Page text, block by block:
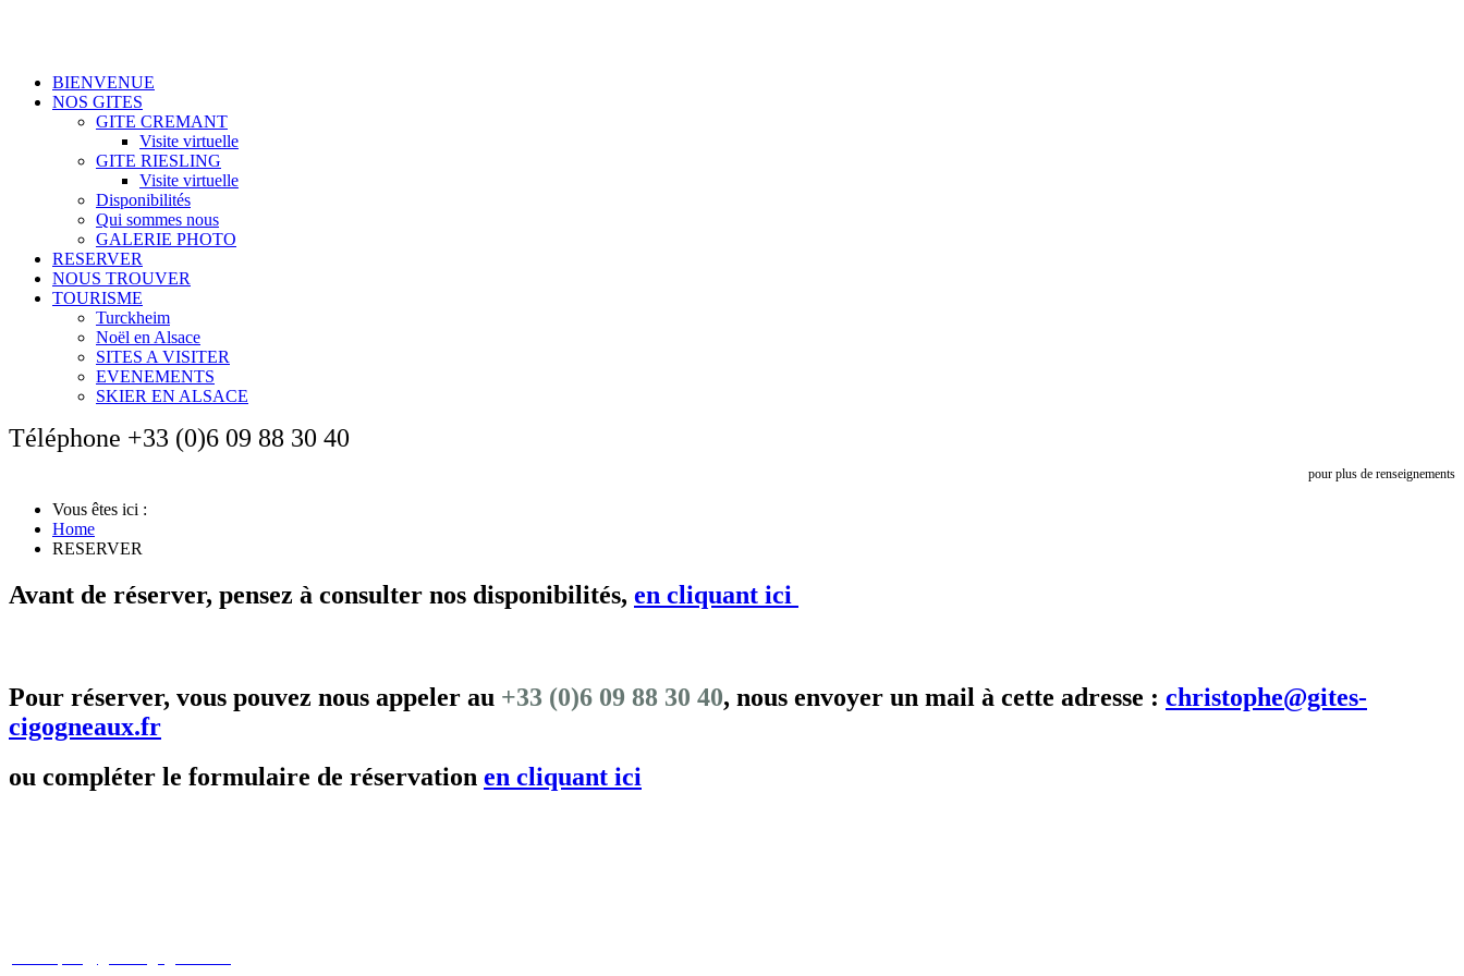
BIENVENUE
NOS GITES
GITE CREMANT
Visite virtuelle
GITE RIESLING
Visite virtuelle
Disponibilités
Qui sommes nous
GALERIE PHOTO
RESERVER
NOUS TROUVER
TOURISME
Turckheim
Noël en Alsace
SITES A VISITER
EVENEMENTS
SKIER EN ALSACE
Téléphone +33 (0)6 09 88 30 40
pour plus de renseignements
Vous êtes ici :
Home
RESERVER
Avant de réserver, pensez à consulter nos disponibilités, en cliquant ici
Pour réserver, vous pouvez nous appeler au +33 (0)6 09 88 30 40, nous envoyer un mail à cette adresse : christophe@gites-
cigogneaux.fr
ou compléter le formulaire de réservation en cliquant ici